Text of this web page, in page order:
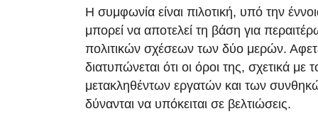
Η συμφωνία είναι πιλοτική, υπό την
μπορεί να αποτελεί τη βάση για
πολιτικών σχέσεων των δύο μερών.
διατυπώνεται ότι οι όροι της, σχετικά με
μετακληθέντων εργατών και των
δύνανται να υπόκειται σε βελτιώσεις.